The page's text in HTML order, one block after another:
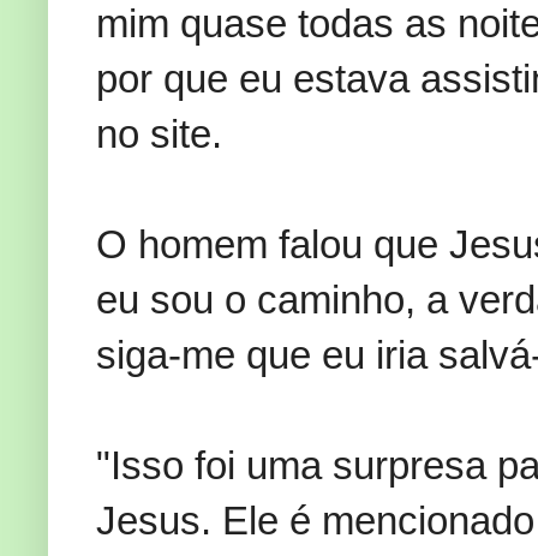
mim quase todas as
por que eu estava
no site.
O homem falou que
eu sou o caminho, a
siga-me que eu iria
"Isso foi uma surpresa
Jesus. Ele é mencionado